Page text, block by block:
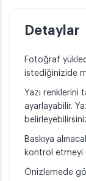
Detaylar
Fotoğraf
istediğinizide
Yazı renklerini
ayarlayabilir.
Baskıya
kontrol etmeyi
Önizlemede